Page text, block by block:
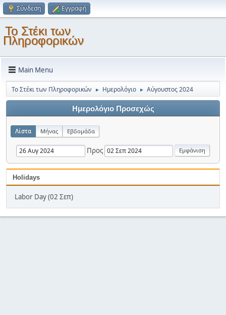
Σύνδεση Εγγραφή
Το Στέκι των
Πληροφορικών
Main Menu
Το Στέκι των Πληροφορικών ► Ημερολόγιο ► Αύγουστος 2024
Ημερολόγιο Προσεχώς
Λίστα Μήνας Εβδομάδα
Προς
Holidays
Labor Day (02 Σεπ)